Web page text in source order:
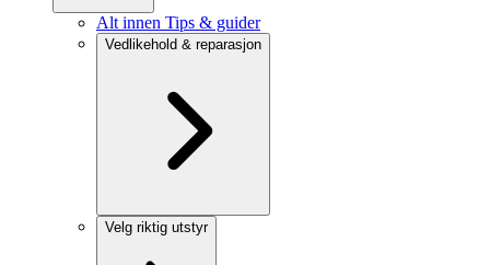
Alt innen Tips & guider
Vedlikehold & reparasjon
Velg riktig utstyr